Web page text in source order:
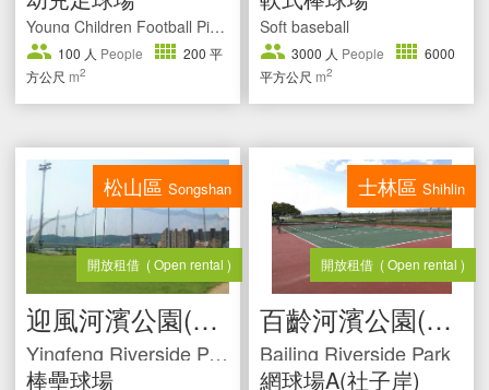
水域活動登記 Registration
Young Children Football Pitch
100 人 People 200 平
方公尺 m2
Soft baseball
3000 人 People
6000
平方公尺 m2
松山區 Songshan
開放租借 ( Open rental )
迎風河濱公園(棒壘球場)
Yingfeng Riverside Park
棒壘球場
士林區 Shihlin
開放租借 ( Open rental )
百齡河濱公園(社子岸)
Bailing Riverside Park
網球場A(社子岸)